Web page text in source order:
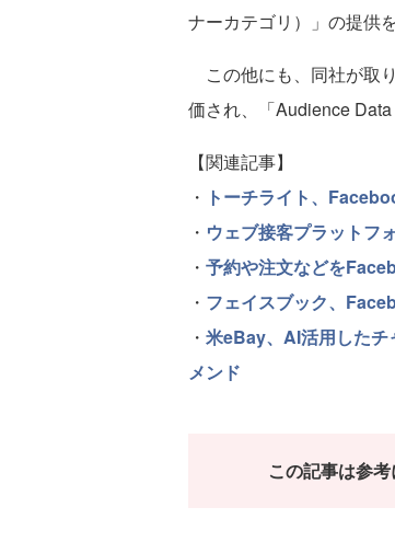
ナーカテゴリ）」の提供
この他にも、同社が取
価され、「Audience
【関連記事】
・ トーチライト、
・ ウェブ接客プラットフ
・ 予約や注文などを
・ フェイスブック、
・ 米eBay、AI活用した
メンド
この記事は参